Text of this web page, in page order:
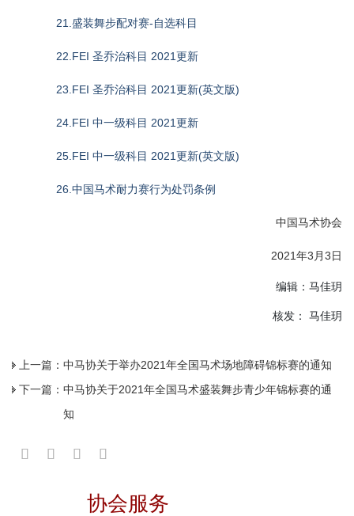
协会服务
21.盛装舞步配对赛-自选科目
22.FEI 圣乔治科目 2021更新
23.FEI 圣乔治科目 2021更新(英文版)
24.FEI 中一级科目 2021更新
25.FEI 中一级科目 2021更新(英文版)
26.中国马术耐力赛行为处罚条例
中国马术协会
2021年3月3日
编辑：马佳玥
核发： 马佳玥
上一篇： 中马协关于举办2021年全国马术场地障碍锦标赛的通知
下一篇： 中马协关于2021年全国马术盛装舞步青少年锦标赛的通
知